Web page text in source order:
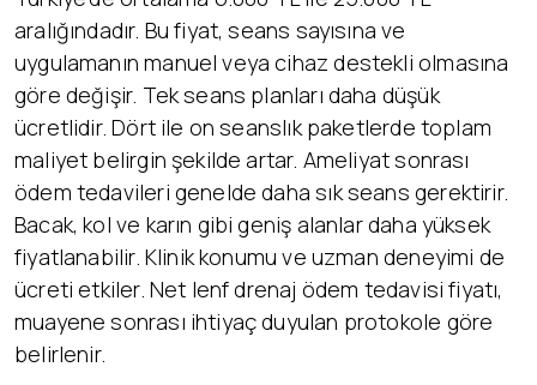
aralığındadır. Bu fiyat, seans sayısına ve
uygulamanın manuel veya cihaz destekli olmasına
göre değişir. Tek seans planları daha düşük
ücretlidir. Dört ile on seanslık paketlerde toplam
maliyet belirgin şekilde artar. Ameliyat sonrası
ödem tedavileri genelde daha sık seans gerektirir.
Bacak, kol ve karın gibi geniş alanlar daha yüksek
fiyatlanabilir. Klinik konumu ve uzman deneyimi de
ücreti etkiler. Net lenf drenaj ödem tedavisi fiyatı,
muayene sonrası ihtiyaç duyulan protokole göre
belirlenir.